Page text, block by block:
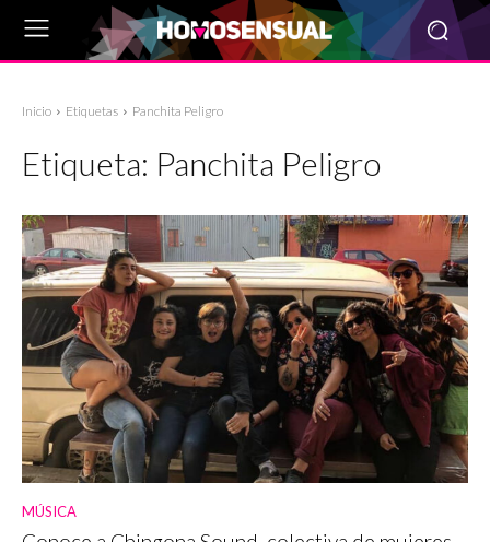
Inicio Etiquetas Panchita Peligro
Etiqueta: Panchita Peligro
MÚSICA